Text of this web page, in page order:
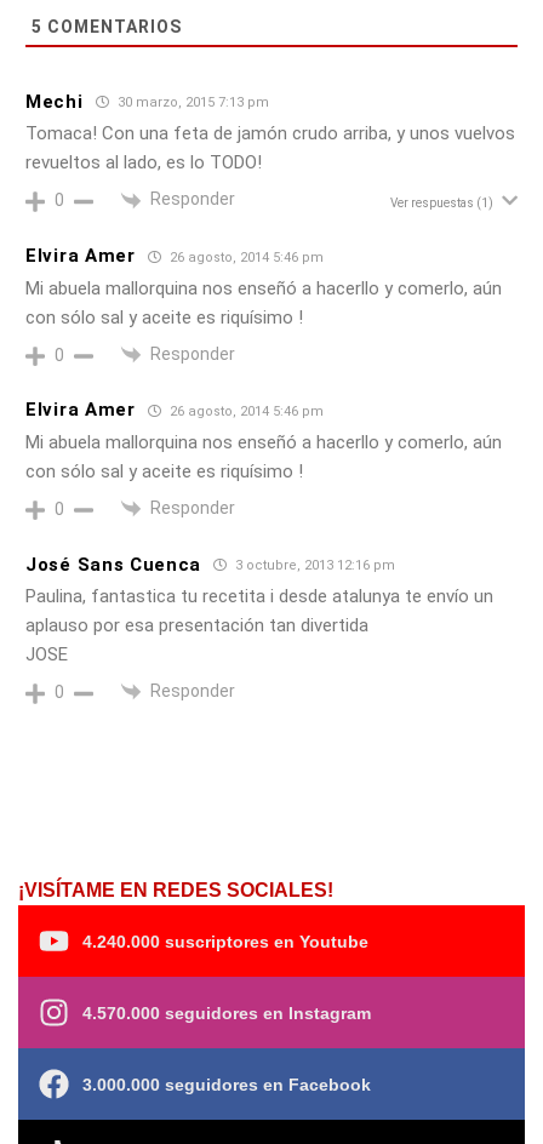
5 COMENTARIOS
Mechi 30 marzo, 2015 7:13 pm
Tomaca! Con una feta de jamón crudo arriba, y unos vuelvos
revueltos al lado, es lo TODO!
0 Responder Ver respuestas (1)
Elvira Amer 26 agosto, 2014 5:46 pm
Mi abuela mallorquina nos enseñó a hacerllo y comerlo, aún
con sólo sal y aceite es riquísimo !
0 Responder
Elvira Amer 26 agosto, 2014 5:46 pm
Mi abuela mallorquina nos enseñó a hacerllo y comerlo, aún
con sólo sal y aceite es riquísimo !
0 Responder
José Sans Cuenca 3 octubre, 2013 12:16 pm
Paulina, fantastica tu recetita i desde atalunya te envío un
aplauso por esa presentación tan divertida
JOSE
0 Responder
¡VISÍTAME EN REDES SOCIALES!
4.240.000 suscriptores en Youtube
4.570.000 seguidores en Instagram
3.000.000 seguidores en Facebook